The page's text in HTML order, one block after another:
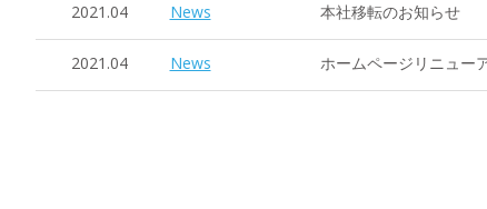
2021.04 News 本社移転のお知らせ
2021.04 News ホームページリニュー